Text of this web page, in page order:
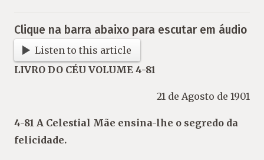
Clique na barra abaixo para escutar em áudio
Listen to this article
LIVRO DO CÉU VOLUME 4-81
21 de Agosto de 1901
4-81 A Celestial Mãe ensina-lhe o segredo da
felicidade.